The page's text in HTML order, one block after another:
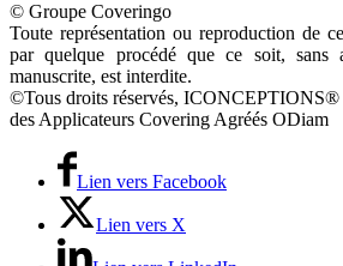
© Groupe Coveringo
Toute représentation ou reproduction de
par quelque procédé que ce soit, sans
manuscrite, est interdite.
©Tous droits réservés, ICONCEPTIONS®
des Applicateurs Covering Agréés ODiam
Lien vers Facebook
Lien vers X